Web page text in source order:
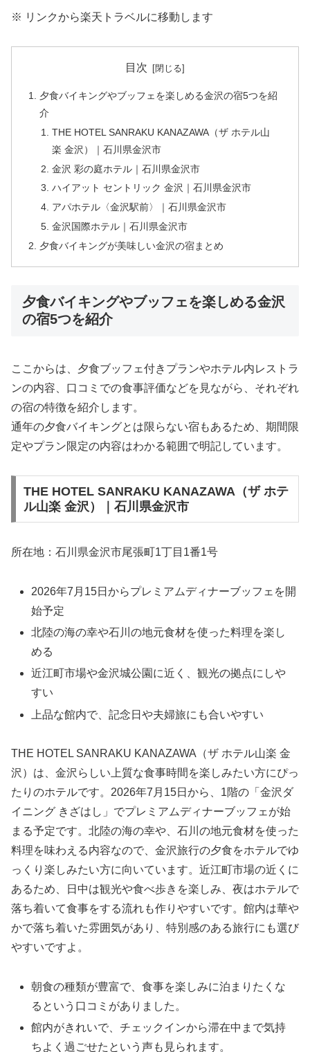
※ リンクから楽天トラベルに移動します
目次
夕食バイキングやブッフェを楽しめる金沢の宿5つを紹
介
THE HOTEL SANRAKU KANAZAWA（ザ ホテル山
楽 金沢）｜石川県金沢市
金沢 彩の庭ホテル｜石川県金沢市
ハイアット セントリック 金沢｜石川県金沢市
アパホテル〈金沢駅前〉｜石川県金沢市
金沢国際ホテル｜石川県金沢市
夕食バイキングが美味しい金沢の宿まとめ
夕食バイキングやブッフェを楽しめる金沢
の宿5つを紹介
ここからは、夕食ブッフェ付きプランやホテル内レストラ
ンの内容、口コミでの食事評価などを見ながら、それぞれ
の宿の特徴を紹介します。
通年の夕食バイキングとは限らない宿もあるため、期間限
定やプラン限定の内容はわかる範囲で明記しています。
THE HOTEL SANRAKU KANAZAWA（ザ ホテ
ル山楽 金沢）｜石川県金沢市
所在地：石川県金沢市尾張町1丁目1番1号
2026年7月15日からプレミアムディナーブッフェを開
始予定
北陸の海の幸や石川の地元食材を使った料理を楽し
める
近江町市場や金沢城公園に近く、観光の拠点にしや
すい
上品な館内で、記念日や夫婦旅にも合いやすい
THE HOTEL SANRAKU KANAZAWA（ザ ホテル山楽 金
沢）は、金沢らしい上質な食事時間を楽しみたい方にぴっ
たりのホテルです。2026年7月15日から、1階の「金沢ダ
イニング きざはし」でプレミアムディナーブッフェが始
まる予定です。北陸の海の幸や、石川の地元食材を使った
料理を味わえる内容なので、金沢旅行の夕食をホテルでゆ
っくり楽しみたい方に向いています。近江町市場の近くに
あるため、日中は観光や食べ歩きを楽しみ、夜はホテルで
落ち着いて食事をする流れも作りやすいです。館内は華や
かで落ち着いた雰囲気があり、特別感のある旅行にも選び
やすいですよ。
朝食の種類が豊富で、食事を楽しみに泊まりたくな
るという口コミがありました。
館内がきれいで、チェックインから滞在中まで気持
ちよく過ごせたという声も見られます。